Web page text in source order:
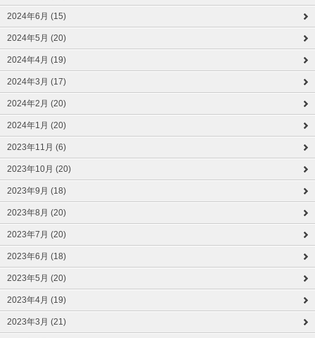
2024年6月 (15)
2024年5月 (20)
2024年4月 (19)
2024年3月 (17)
2024年2月 (20)
2024年1月 (20)
2023年11月 (6)
2023年10月 (20)
2023年9月 (18)
2023年8月 (20)
2023年7月 (20)
2023年6月 (18)
2023年5月 (20)
2023年4月 (19)
2023年3月 (21)